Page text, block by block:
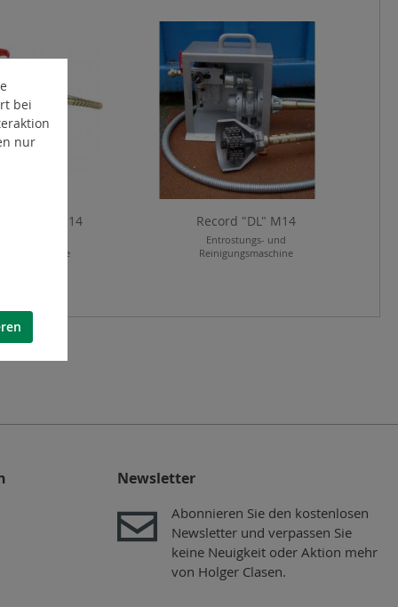
"C" 400-M14 Record "DL" M14
Entrostungs- und
Reinigungsmaschine
Newsletter
Abonnieren Sie den kostenlosen
Newsletter und verpassen Sie
keine Neuigkeit oder Aktion mehr
von Holger Clasen.
bei
nur